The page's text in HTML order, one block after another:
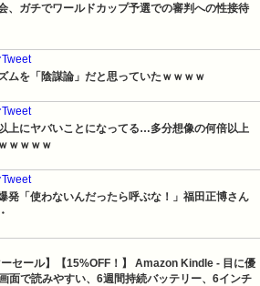
、ガチでワールドカップ予選での審判への性接待
ムを「陰謀論」だと思っていたｗｗｗｗ
上にヤバいことになってる…多分想像の何倍以上
ｗｗｗｗ
発「使わないんだったら呼ぶな！」福田正博さん
セール】【15%OFF！】 Amazon Kindle - 目に優
面で読みやすい、6週間持続バッテリー、6インチ